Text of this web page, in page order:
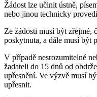
Žádost lze učinit ústně,
nebo jinou technicky
Ze žádosti musí být zřejmé,
poskytnuta, a dále musí být
V případě nesrozumitelné
žadateli do 15 dnů od
upřesnění. Ve výzvě musí
upřesnit.